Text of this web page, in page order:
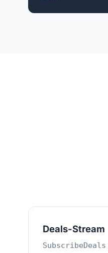
Deals-Stream
SubscribeDeals